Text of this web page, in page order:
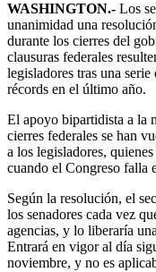
WASHINGTON.- Los
unanimidad una
durante los cierres del
clausuras federales
legisladores tras una
récords en el último año.
El apoyo bipartidista a la
cierres federales se han
a los legisladores,
cuando el Congreso falla
Según la resolución, el
los senadores cada vez
agencias, y lo liberaría
Entrará en vigor al día
noviembre, y no es